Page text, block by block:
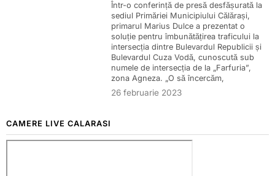
Într-o conferință de presă desfășurată la
sediul Primăriei Municipiului Călărași,
primarul Marius Dulce a prezentat o
soluție pentru îmbunătățirea traficului la
intersecția dintre Bulevardul Republicii și
Bulevardul Cuza Vodă, cunoscută sub
numele de intersecția de la „Farfuria”,
zona Agneza. „O să încercăm,
26 februarie 2023
CAMERE LIVE CALARASI